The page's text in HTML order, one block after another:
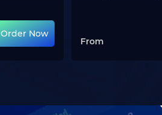
Order Now
From